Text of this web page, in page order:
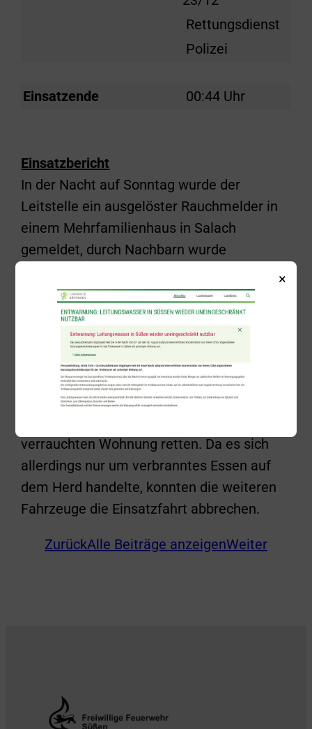
Rettungsdienst
Polizei
Einsatzende 00:44 Uhr
Einsatzbericht
In der Nacht auf Sonntag wurde der
Leitstelle ein ausgelöster Rauchmelder in
einem Mehrfamilienhaus in Salach
gemeldet, durch Nachbarn wurde
Daraufhin wurden um 00:29 Uhr neben der
Feuerwehr Salach die Feuerwehr Eislingen
mit der Drehleiter sowie zur
Führungsunterstützung die Freiwillige
Feuerwehr Süßen alarmiert. Die
ersteintreffenden Kräfte aus Salach
verrauchten Wohnung retten. Da es sich
allerdings nur um verbranntes Essen auf
dem Herd handelte, konnten die weiteren
Fahrzeuge die Einsatzfahrt abbrechen.
ZurückAlle Beiträge anzeigenWeiter
×